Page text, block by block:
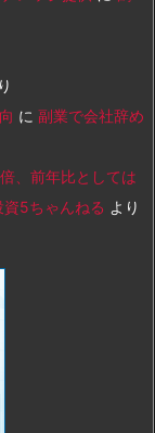
に 副業で会社辞め
、前年比としては
ちゃんねる より